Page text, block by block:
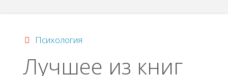
Психология
Лучшее из книг